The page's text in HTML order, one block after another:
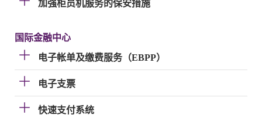
加强柜员机服务的保安措施
国际金融中心
电子帐单及缴费服务（EBPP）
电子支票
快速支付系统